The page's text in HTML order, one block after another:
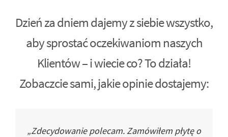
Dzień za dniem dajemy z siebie wszystko,
aby sprostać oczekiwaniom naszych
Klientów – i wiecie co? To działa!
Zobaczcie sami, jakie opinie dostajemy:
„Zdecydowanie polecam. Zamówiłem płytę o